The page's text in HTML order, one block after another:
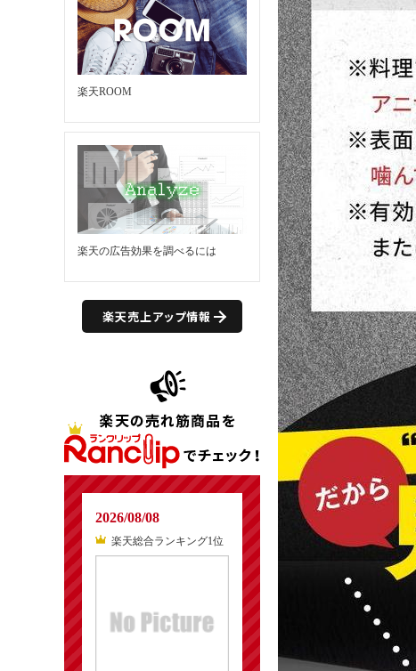
楽天ROOM
楽天の広告効果を調べるには
楽天売上アップ情報
2026/08/08
楽天総合ランキング1位